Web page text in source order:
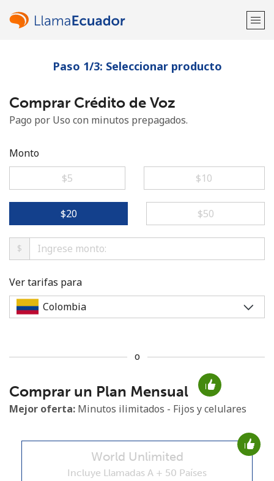
¡Bienvenido!
¿Ya tienes una cuenta?Inicia sesión →
No se ha creado una contraseña
Mínimo 8 caracteres
Una letra mayúscula y una minúscula
Un número
Paso 1/3: Seleccionar producto
Comprar Crédito de Voz
Pago por Uso con minutos prepagados.
Monto
⁦$5⁩
⁦$10⁩
⁦$20⁩ ⁦$50⁩
$
Ver tarifas para
o
Comprar un Plan Mensual
Mejor oferta: Minutos ilimitados - Fijos y celulares
World Unlimited
Incluye Llamadas A + 50 Países